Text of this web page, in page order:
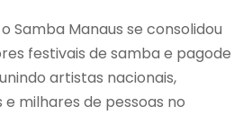
Samba Manaus se consolidou
festivais de samba e pagode
artistas nacionais,
milhares de pessoas no